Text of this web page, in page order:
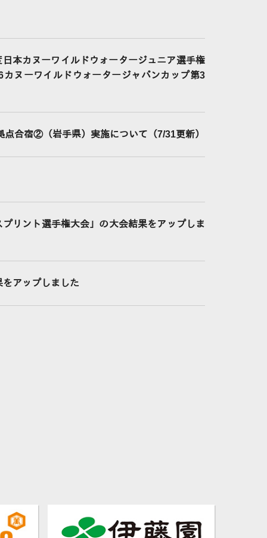
本カヌーワイルドウォータージュニア選手権
ヌーワイルドウォータージャパンカップ第3
合宿②（岩手県）実施について（7/31更新）
リント選手権大会」の大会結果をアップしま
をアップしました